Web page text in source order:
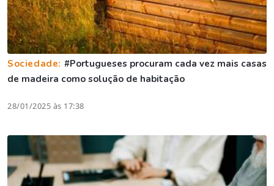
Sociedade: #Portugueses procuram cada vez mais casas
de madeira como solução de habitação
28/01/2025 às 17:38